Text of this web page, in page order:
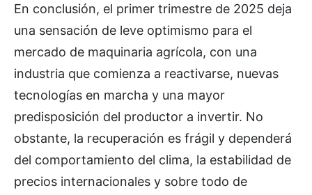
En conclusión, el primer trimestre de 2025 deja
una sensación de leve optimismo para el
mercado de maquinaria agrícola, con una
industria que comienza a reactivarse, nuevas
tecnologías en marcha y una mayor
predisposición del productor a invertir. No
obstante, la recuperación es frágil y dependerá
del comportamiento del clima, la estabilidad de
precios internacionales y sobre todo de